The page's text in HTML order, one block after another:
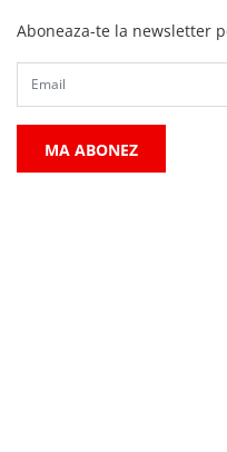
Aboneaza-te la newsletter
MA ABONEZ